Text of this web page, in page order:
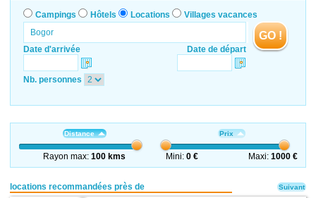
Campings Hôtels Locations Villages vacances
Date d'arrivée Date de départ
GO !
Nb. personnes
Distance
Rayon max:100 kms
Prix
Mini:0 € Maxi: 1000 €
locations recommandées près de
Suivant